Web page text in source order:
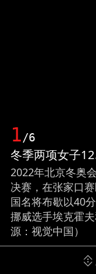
1/6
冬季两项女子
2022年北京冬奥
决赛，在张家口
国名将布歇以40
挪威选手埃克霍
源：视觉中国）